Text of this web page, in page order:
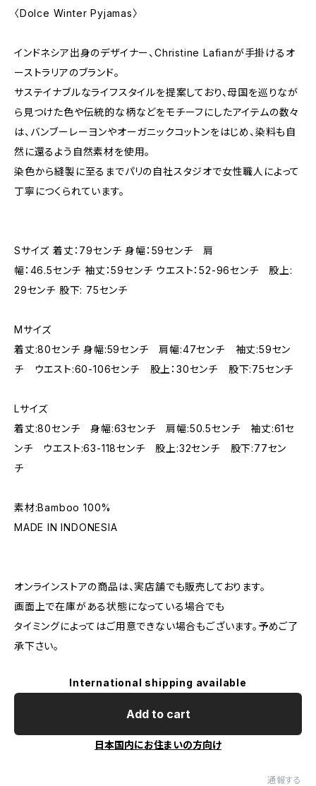
〈Dolce Winter Pyjamas〉
インドネシア出身のデザイナー、Christine Lafianが手掛けるオ
ーストラリアのブランド。
サステイナブルなライフスタイルを提案しており、母国を巡りなが
ら見つけた色や伝統的な柄などをモチーフにしたアイテムの数々
は、バンブーレーヨンやオーガニックコットンをはじめ、染料も自
然に還るよう自然素材を使用。
染色から縫製に至るまでパリの自社スタジオで女性職人によって
丁寧につくられています。
Sサイズ 着丈：79センチ 身幅：59センチ 肩
幅：46.5センチ 袖丈：59センチ ウエスト：52-96センチ 股上:
29センチ 股下: 75センチ
Mサイズ
着丈:80センチ 身幅:59センチ 肩幅:47センチ 袖丈:59セン
チ ウエスト:60-106センチ 股上：30センチ 股下:75センチ
Lサイズ
着丈:80センチ 身幅:63センチ 肩幅:50.5センチ 袖丈:61セ
ンチ ウエスト:63-118センチ 股上:32センチ 股下:77セン
チ
素材:Bamboo 100%
MADE IN INDONESIA
オンラインストアの商品は、実店舗でも販売しております。
画面上で在庫がある状態になっている場合でも
タイミングによってはご用意できない場合もございます。予めご了
承下さい。
International shipping available
Add to cart
日本国内にお住まいの方向け
通報する